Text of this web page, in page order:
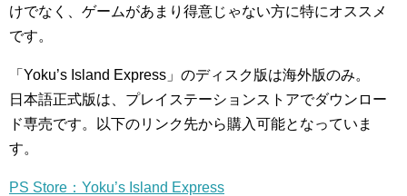
けでなく、ゲームがあまり得意じゃない方に特にオススメ
です。
「Yoku’s Island Express」のディスク版は海外版のみ。
日本語正式版は、プレイステーションストアでダウンロー
ド専売です。以下のリンク先から購入可能となっていま
す。
PS Store：Yoku’s Island Express